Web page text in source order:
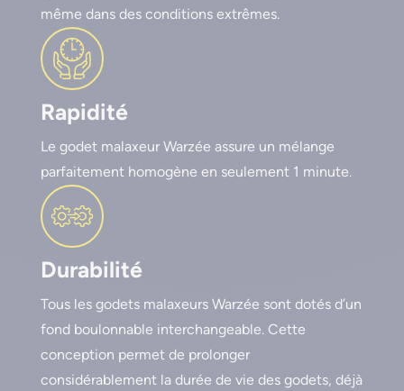
même dans des conditions extrêmes.
Rapidité
Le godet malaxeur Warzée assure un mélange
parfaitement homogène en seulement 1 minute.
Durabilité
Tous les godets malaxeurs Warzée sont dotés d’un
fond boulonnable interchangeable. Cette
conception permet de prolonger
considérablement la durée de vie des godets, déjà